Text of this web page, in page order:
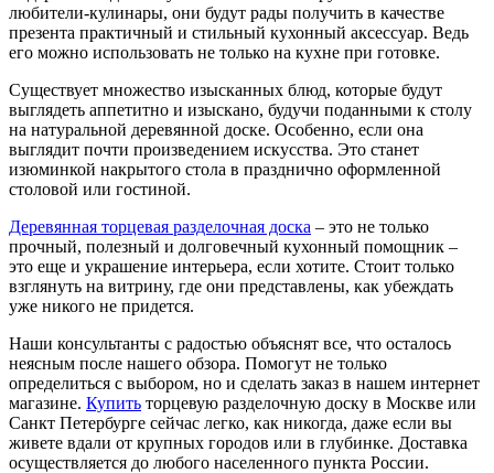
любители-кулинары, они будут рады получить в качестве
презента практичный и стильный кухонный аксессуар. Ведь
его можно использовать не только на кухне при готовке.
Существует множество изысканных блюд, которые будут
выглядеть аппетитно и изыскано, будучи поданными к столу
на натуральной деревянной доске. Особенно, если она
выглядит почти произведением искусства. Это станет
изюминкой накрытого стола в празднично оформленной
столовой или гостиной.
Деревянная торцевая разделочная доска – это не только
прочный, полезный и долговечный кухонный помощник –
это еще и украшение интерьера, если хотите. Стоит только
взглянуть на витрину, где они представлены, как убеждать
уже никого не придется.
Наши консультанты с радостью объяснят все, что осталось
неясным после нашего обзора. Помогут не только
определиться с выбором, но и сделать заказ в нашем интернет
магазине. Купить торцевую разделочную доску в Москве или
Санкт Петербурге сейчас легко, как никогда, даже если вы
живете вдали от крупных городов или в глубинке. Доставка
осуществляется до любого населенного пункта России.